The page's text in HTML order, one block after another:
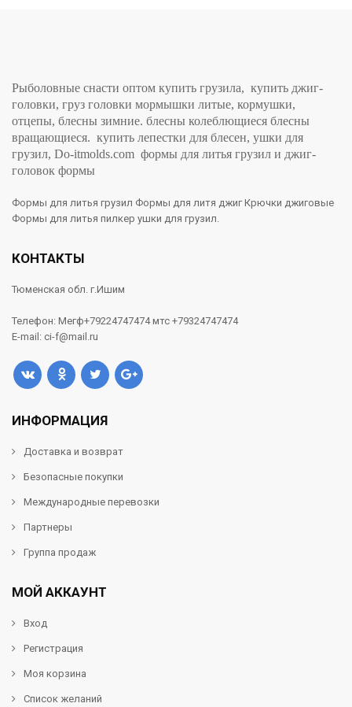
Рыболовные снасти оптом купить грузила, купить джиг-
головки, груз головки мормышки литые, кормушки,
отцепы, блесны зимние. блесны колеблющиеся блесны
вращающиеся. купить лепестки для блесен, ушки для
грузил, Do-itmolds.com формы для литья грузил и джиг-
головок формы
Формы для литья грузил Формы для литя джиг Крючки джиговые
Формы для литья пилкер ушки для грузил.
КОНТАКТЫ
Тюменская обл. г.Ишим
Телефон: Мегф+79224747474 мтс +79324747474
E-mail: ci-f@mail.ru
ИНФОРМАЦИЯ
Доставка и возврат
Безопасные покупки
Международные перевозки
Партнеры
Группа продаж
МОЙ АККАУНТ
Вход
Регистрация
Моя корзина
Список желаний